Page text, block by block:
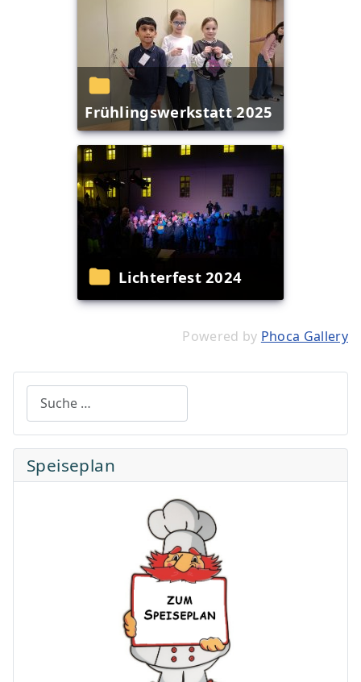
Frühlingswerkstatt 2025
Lichterfest 2024
Powered by Phoca Gallery
Suchen
Speiseplan